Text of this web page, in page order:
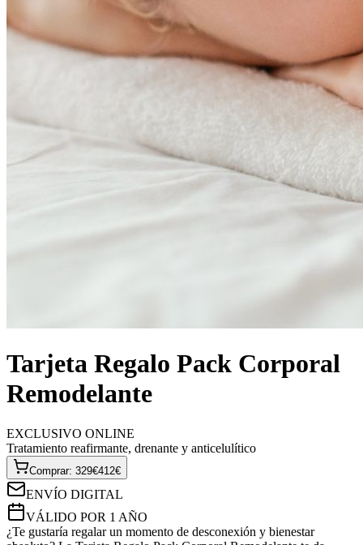
Tarjeta Regalo Pack Corporal
Remodelante
EXCLUSIVO ONLINE
Tratamiento reafirmante, drenante y anticelulítico
Comprar: 329€412€
ENVÍO DIGITAL
VÁLIDO POR 1 AÑO
¿Te gustaría regalar un momento de desconexión y bienestar